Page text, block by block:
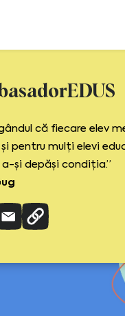
că fiecare elev
și pentru mulți elevi
a-și depăși condiția.”